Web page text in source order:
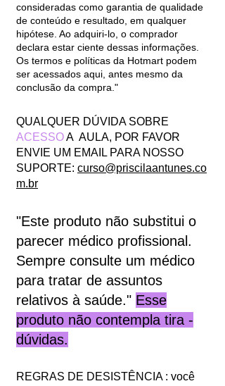
consideradas como garantia de qualidade
de conteúdo e resultado, em qualquer
hipótese. Ao adquiri-lo, o comprador
declara estar ciente dessas informações.
Os termos e políticas da Hotmart podem
ser acessados aqui, antes mesmo da
conclusão da compra."
QUALQUER DÚVIDA SOBRE
ACESSOA AULA, POR FAVOR
ENVIE UM EMAIL PARA NOSSO
SUPORTE: curso@priscilaantunes.co
m.br
"Este produto não substitui o
parecer médico profissional.
Sempre consulte um médico
para tratar de assuntos
relativos à saúde." Esse
produto não contempla tira -
dúvidas.
REGRAS DE DESISTÊNCIA : você